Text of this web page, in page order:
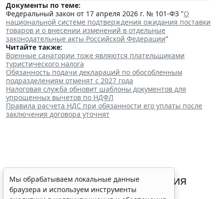
Документы по теме:
Федеральный закон от 17 апреля 2026 г. № 101-ФЗ "О
национальной системе подтверждения ожидания поставки
товаров и о внесении изменений в отдельные
законодательные акты Российской Федерации"
Читайте также:
Военные санатории тоже являются плательщиками
туристического налога
Обязанность подачи деклараций по обособленным
подразделениям отменят с 2027 года
Налоговая служба обновит шаблоны документов для
упрощенных вычетов по НДФЛ
Правила расчета НДС при обязанности его уплаты после
заключения договора уточнят
Срок согласования заключения
контракта с единственным
Мы обрабатываем локальные данные
браузера и используем инструменты